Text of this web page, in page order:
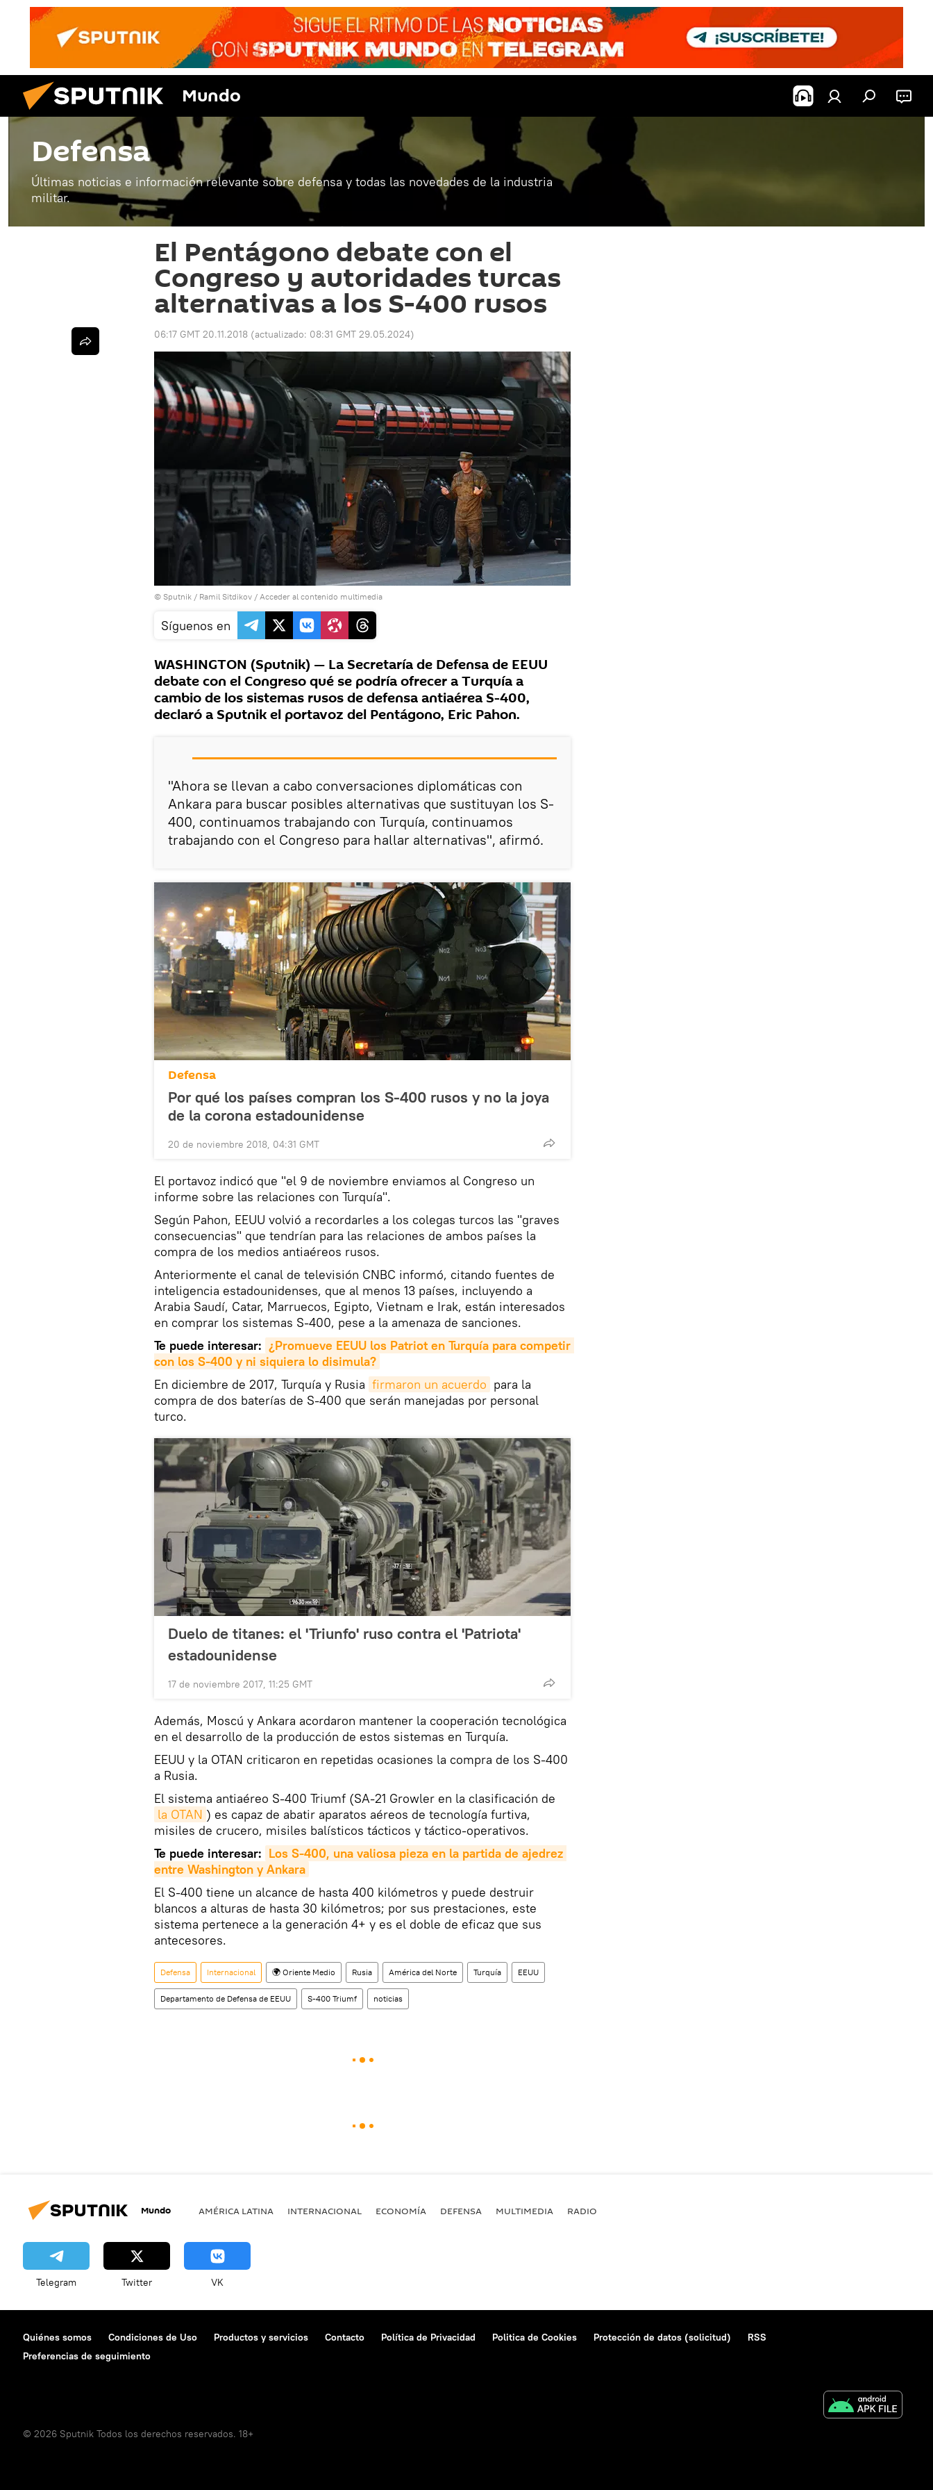
Mundo
Defensa
Últimas noticias e información relevante sobre defensa y todas las novedades de la industria
militar.
El Pentágono debate con el
Congreso y autoridades turcas
alternativas a los S-400 rusos
06:17 GMT 20.11.2018 (actualizado: 08:31 GMT 29.05.2024)
© Sputnik / Ramil Sitdikov / Acceder al contenido multimedia
Síguenos en
WASHINGTON (Sputnik) — La Secretaría de Defensa de EEUU
debate con el Congreso qué se podría ofrecer a Turquía a
cambio de los sistemas rusos de defensa antiaérea S-400,
declaró a Sputnik el portavoz del Pentágono, Eric Pahon.
"Ahora se llevan a cabo conversaciones diplomáticas con
Ankara para buscar posibles alternativas que sustituyan los S-
400, continuamos trabajando con Turquía, continuamos
trabajando con el Congreso para hallar alternativas", afirmó.
Defensa
Por qué los países compran los S-400 rusos y no la joya
de la corona estadounidense
20 de noviembre 2018, 04:31 GMT
El portavoz indicó que "el 9 de noviembre enviamos al Congreso un
informe sobre las relaciones con Turquía".
Según Pahon, EEUU volvió a recordarles a los colegas turcos las "graves
consecuencias" que tendrían para las relaciones de ambos países la
compra de los medios antiaéreos rusos.
Anteriormente el canal de televisión CNBC informó, citando fuentes de
inteligencia estadounidenses, que al menos 13 países, incluyendo a
Arabia Saudí, Catar, Marruecos, Egipto, Vietnam e Irak, están interesados
en comprar los sistemas S-400, pese a la amenaza de sanciones.
Te puede interesar: ¿Promueve EEUU los Patriot en Turquía para competir
con los S-400 y ni siquiera lo disimula?
En diciembre de 2017, Turquía y Rusia firmaron un acuerdo para la
compra de dos baterías de S-400 que serán manejadas por personal
turco.
Duelo de titanes: el 'Triunfo' ruso contra el 'Patriota'
estadounidense
17 de noviembre 2017, 11:25 GMT
Además, Moscú y Ankara acordaron mantener la cooperación tecnológica
en el desarrollo de la producción de estos sistemas en Turquía.
EEUU y la OTAN criticaron en repetidas ocasiones la compra de los S-400
a Rusia.
El sistema antiaéreo S-400 Triumf (SA-21 Growler en la clasificación de
la OTAN ) es capaz de abatir aparatos aéreos de tecnología furtiva,
misiles de crucero, misiles balísticos tácticos y táctico-operativos.
Te puede interesar: Los S-400, una valiosa pieza en la partida de ajedrez
entre Washington y Ankara
El S-400 tiene un alcance de hasta 400 kilómetros y puede destruir
blancos a alturas de hasta 30 kilómetros; por sus prestaciones, este
sistema pertenece a la generación 4+ y es el doble de eficaz que sus
antecesores.
Defensa Internacional 🌍 Oriente Medio Rusia América del Norte Turquía EEUU
Departamento de Defensa de EEUU S-400 Triumf noticias
Mundo AMÉRICA LATINA INTERNACIONAL ECONOMÍA DEFENSA MULTIMEDIA RADIO
Telegram Twitter VK
Quiénes somos Condiciones de Uso Productos y servicios Contacto Política de Privacidad Politica de Cookies Protección de datos (solicitud)
RSS
Preferencias de seguimiento
© 2026 Sputnik Todos los derechos reservados. 18+